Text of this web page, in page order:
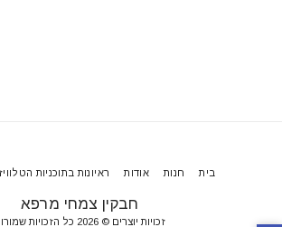
חבקין צמחי מרפא
זכויות יוצרים © 2026 כל הזכויות שמורות
בית חנות אודות ראיונות בתוכניות